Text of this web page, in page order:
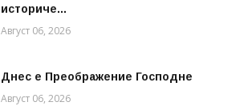
историче...
Август 06, 2026
Днес е Преображение Господне
Август 06, 2026